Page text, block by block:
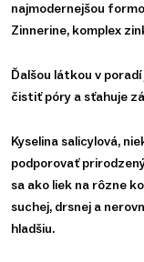
najmodernejšou
Zinnerine, komplex
Ďalšou látkou v
čistiť póry a sťahuje
Kyselina salicylová,
podporovať
sa ako liek na rôzne
suchej, drsnej a
hladšiu.